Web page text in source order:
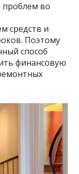
проблем во
средств и
Поэтому
способ
финансовую